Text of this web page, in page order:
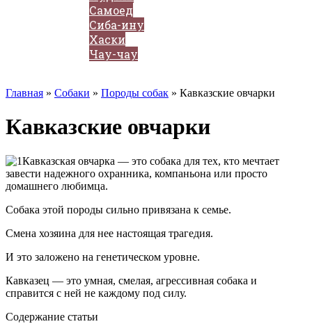
Самоед
Сиба-ину
Хаски
Чау-чау
Главная » Собаки » Породы собак » Кавказские овчарки
Кавказские овчарки
Кавказская овчарка — это собака для тех, кто мечтает
завести надежного охранника, компаньона или просто
домашнего любимца.
Собака этой породы сильно привязана к семье.
Смена хозяина для нее настоящая трагедия.
И это заложено на генетическом уровне.
Кавказец — это умная, смелая, агрессивная собака и
справится с ней не каждому под силу.
Содержание статьи